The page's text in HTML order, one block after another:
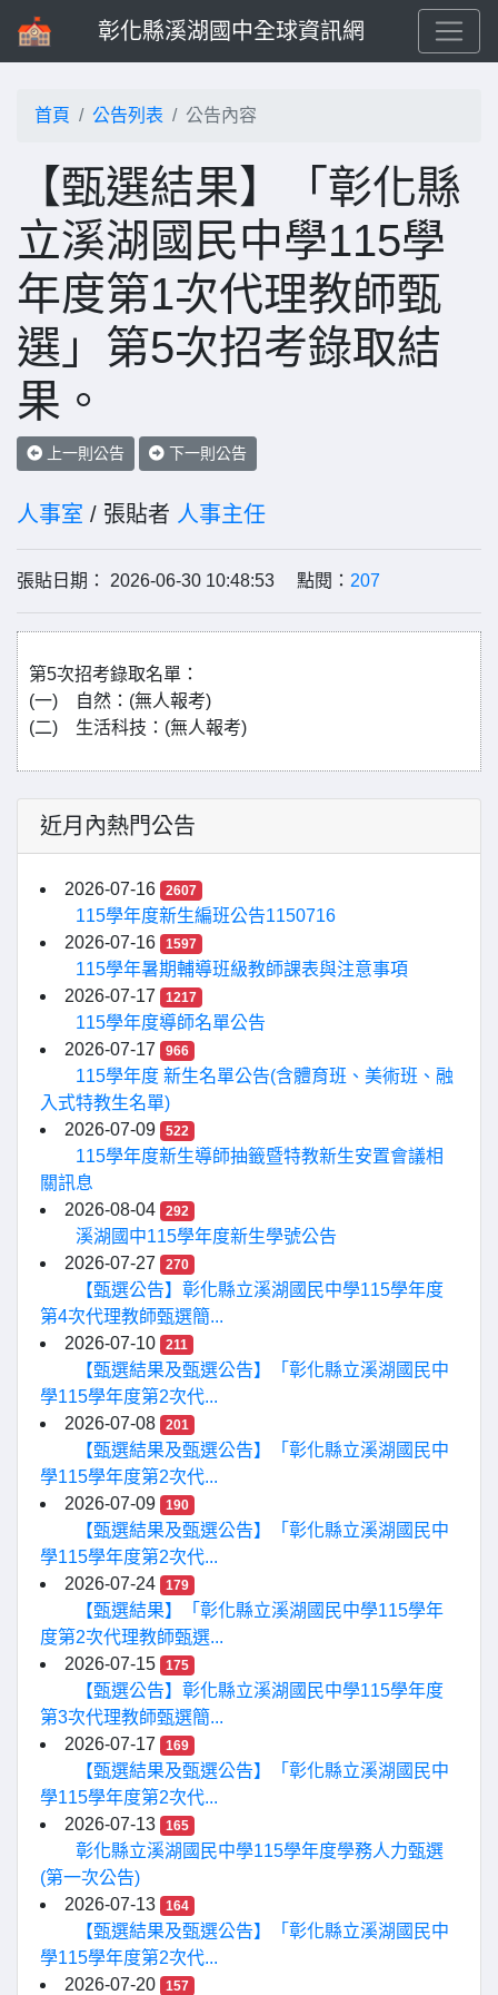
彰化縣溪湖國中全球資訊網
首頁 公告列表 公告內容
【甄選結果】「彰化縣
立溪湖國民中學115學
年度第1次代理教師甄
選」第5次招考錄取結
果。
上一則公告 下一則公告
人事室 / 張貼者 人事主任
張貼日期： 2026-06-30 10:48:53 點閱： 207
第5次招考錄取名單：
(一) 自然：(無人報考)
(二) 生活科技：(無人報考)
近月內熱門公告
2026-07-16 2607
115學年度新生編班公告1150716
2026-07-16
1597
115學年暑期輔導班級教師課表與注意事項
2026-07-17
1217
115學年度導師名單公告
2026-07-17
966
115學年度 新生名單公告(含體育班、美術班、融
入式特教生名單)
2026-07-09
522
115學年度新生導師抽籤暨特教新生安置會議相
關訊息
2026-08-04
292
溪湖國中115學年度新生學號公告
2026-07-27
270
【甄選公告】彰化縣立溪湖國民中學115學年度
第4次代理教師甄選簡...
2026-07-10
211
【甄選結果及甄選公告】「彰化縣立溪湖國民中
學115學年度第2次代...
2026-07-08
201
【甄選結果及甄選公告】「彰化縣立溪湖國民中
學115學年度第2次代...
2026-07-09
190
【甄選結果及甄選公告】「彰化縣立溪湖國民中
學115學年度第2次代...
2026-07-24
179
【甄選結果】「彰化縣立溪湖國民中學115學年
度第2次代理教師甄選...
2026-07-15
175
【甄選公告】彰化縣立溪湖國民中學115學年度
第3次代理教師甄選簡...
2026-07-17
169
【甄選結果及甄選公告】「彰化縣立溪湖國民中
學115學年度第2次代...
2026-07-13
165
彰化縣立溪湖國民中學115學年度學務人力甄選
(第一次公告)
2026-07-13
164
【甄選結果及甄選公告】「彰化縣立溪湖國民中
學115學年度第2次代...
2026-07-20
157